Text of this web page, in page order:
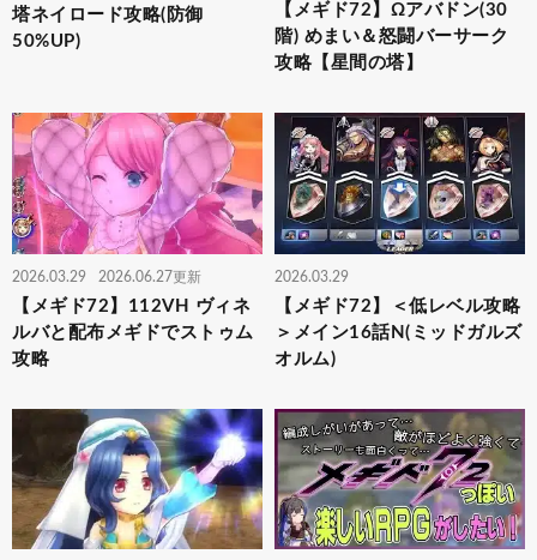
塔ネイロード攻略(防御
50%UP)
【メギド72】Ωアバドン(30
階) めまい＆怒闘バーサーク
攻略【星間の塔】
2026.03.29 2026.06.27更新
【メギド72】112VH ヴィネ
ルバと配布メギドでストゥム
攻略
2026.03.29
【メギド72】＜低レベル攻略
＞メイン16話N(ミッドガルズ
オルム)